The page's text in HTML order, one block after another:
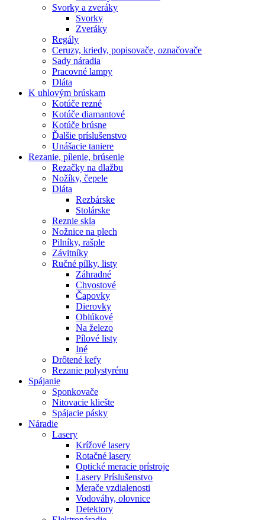
Svorky a zveráky
Svorky
Zveráky
Regály
Ceruzy, kriedy, popisovače, označovače
Sady náradia
Pracovné lampy
Dláta
K uhlovým brúskam
Kotúče rezné
Kotúče diamantové
Kotúče brúsne
Ďalšie príslušenstvo
Unášacie taniere
Rezanie, pílenie, brúsenie
Rezačky na dlažbu
Nožíky, čepele
Dláta
Rezbárske
Stolárske
Reznie skla
Nožnice na plech
Pilníky, rašple
Závitníky
Ručné pílky, listy
Záhradné
Chvostové
Čapovky
Dierovky
Oblúkové
Na železo
Pílové listy
Iné
Drôtené kefy
Rezanie polystyrénu
Spájanie
Sponkovače
Nitovacie kliešte
Spájacie pásky
Náradie
Lasery
Krížové lasery
Rotačné lasery
Optické meracie prístroje
Lasery Príslušenstvo
Merače vzdialenosti
Vodováhy, olovnice
Detektory